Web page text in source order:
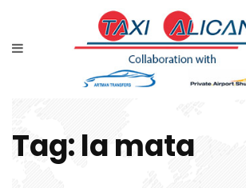
Prijsaanvraag
Tag:la mata